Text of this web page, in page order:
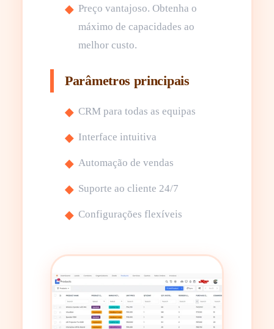
Preço vantajoso. Obtenha o
máximo de capacidades ao
melhor custo.
Parâmetros principais
CRM para todas as equipas
Interface intuitiva
Automação de vendas
Suporte ao cliente 24/7
Configurações flexíveis